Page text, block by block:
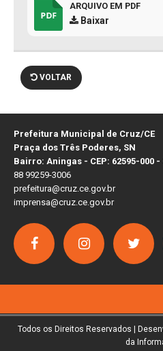
ARQUIVO EM PDF
Baixar
VOLTAR
Prefeitura Municipal de Cruz/CE
Praça dos Três Poderes, SN
Bairro: Aningas - CEP: 62595-000 -
88 99259-3006
prefeitura@cruz.ce.gov.br
imprensa@cruz.ce.gov.br
Todos os Direitos Reservados |
da